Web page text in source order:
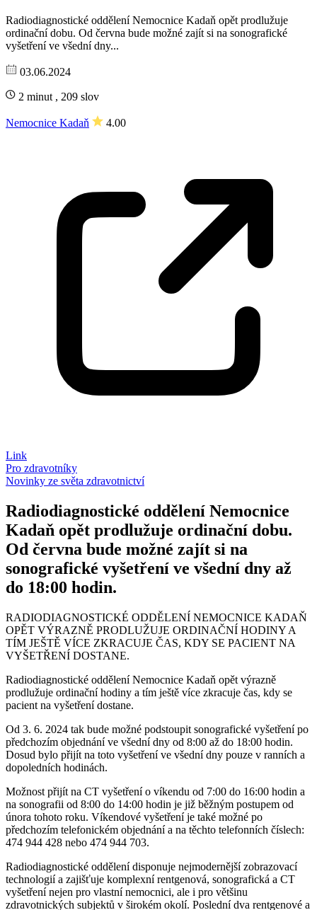
Radiodiagnostické oddělení Nemocnice Kadaň opět prodlužuje
ordinační dobu. Od června bude možné zajít si na sonografické
vyšetření ve všední dny...
03.06.2024
2 minut , 209 slov
Nemocnice Kadaň 4.00
Link
Pro zdravotníky
Novinky ze světa zdravotnictví
Radiodiagnostické oddělení Nemocnice
Kadaň opět prodlužuje ordinační dobu.
Od června bude možné zajít si na
sonografické vyšetření ve všední dny až
do 18:00 hodin.
RADIODIAGNOSTICKÉ ODDĚLENÍ NEMOCNICE KADAŇ
OPĚT VÝRAZNĚ PRODLUŽUJE ORDINAČNÍ HODINY A
TÍM JEŠTĚ VÍCE ZKRACUJE ČAS, KDY SE PACIENT NA
VYŠETŘENÍ DOSTANE.
Radiodiagnostické oddělení Nemocnice Kadaň opět výrazně
prodlužuje ordinační hodiny a tím ještě více zkracuje čas, kdy se
pacient na vyšetření dostane.
Od 3. 6. 2024 tak bude možné podstoupit sonografické vyšetření po
předchozím objednání ve všední dny od 8:00 až do 18:00 hodin.
Dosud bylo přijít na toto vyšetření ve všední dny pouze v ranních a
dopoledních hodinách.
Možnost přijít na CT vyšetření o víkendu od 7:00 do 16:00 hodin a
na sonografii od 8:00 do 14:00 hodin je již běžným postupem od
února tohoto roku. Víkendové vyšetření je také možné po
předchozím telefonickém objednání a na těchto telefonních číslech:
474 944 428 nebo 474 944 703.
Radiodiagnostické oddělení disponuje nejmodernější zobrazovací
technologií a zajišťuje komplexní rentgenová, sonografická a CT
vyšetření nejen pro vlastní nemocnici, ale i pro většinu
zdravotnických subjektů v širokém okolí. Poslední dva rentgenové a